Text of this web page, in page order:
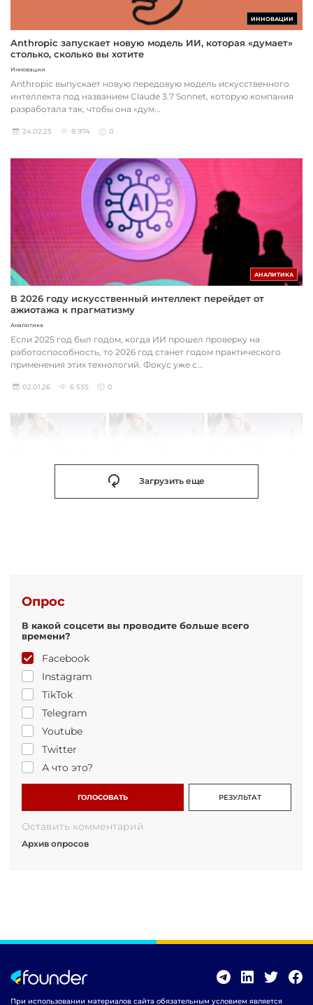
ИННОВАЦИИ
Anthropic запускает новую модель ИИ, которая «думает»
столько, сколько вы хотите
Инновации
Anthropic выпускает новую передовую модель искусственного
интеллекта под названием Claude 3.7 Sonnet, которую компания
разработала так, чтобы она «дум...
24.02.25 8 974 0
АНАЛИТИКА
В 2026 году искусственный интеллект перейдет от
ажиотажа к прагматизму
Аналитика
Если 2025 год был годом, когда ИИ прошел проверку на
работоспособность, то 2026 год станет годом практического
применения этих технологий. Фокус уже с...
02.01.26 6 535 0
Загрузить еще
Опрос
В какой соцсети вы проводите больше всего
времени?
Facebook
Instagram
TikTok
Telegram
Youtube
Twitter
А что это?
ГОЛОСОВАТЬ РЕЗУЛЬТАТ
Оставить комментарий
Архив опросов
При использовании материалов сайта обязательным условием является